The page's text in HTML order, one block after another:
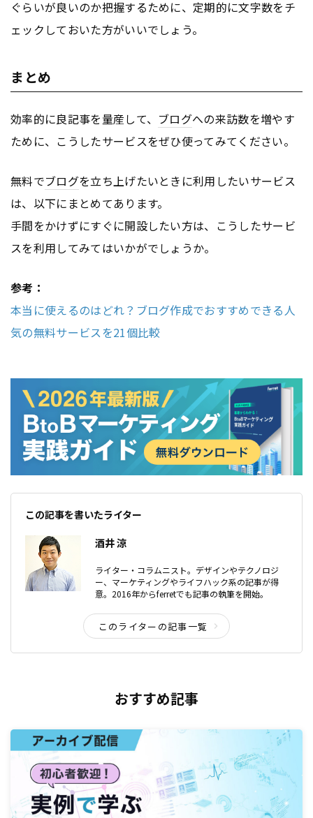
ぐらいが良いのか把握するために、定期的に文字数をチ
ェックしておいた方がいいでしょう。
まとめ
効率的に良記事を量産して、 ブログへの来訪数を増やす
ために、こうしたサービスをぜひ使ってみてください。
無料でブログを立ち上げたいときに利用したいサービス
は、以下にまとめてあります。
手間をかけずにすぐに開設したい方は、こうしたサービ
スを利用してみてはいかがでしょうか。
参考：
本当に使えるのはどれ？ブログ作成でおすすめできる人
気の無料サービスを21個比較
この記事を書いたライター
酒井 涼
ライター・コラムニスト。デザインやテクノロジ
ー、マーケティングやライフハック系の記事が得
意。2016年からferretでも記事の執筆を開始。
このライターの記事一覧
おすすめ記事